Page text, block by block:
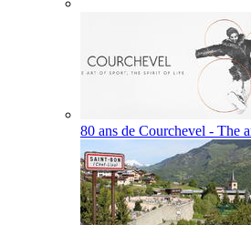
80 ans de Courchevel - The